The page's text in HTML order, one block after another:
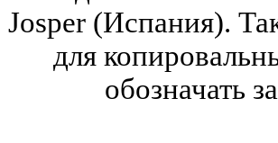
Josper (Испания).
для
обозначать